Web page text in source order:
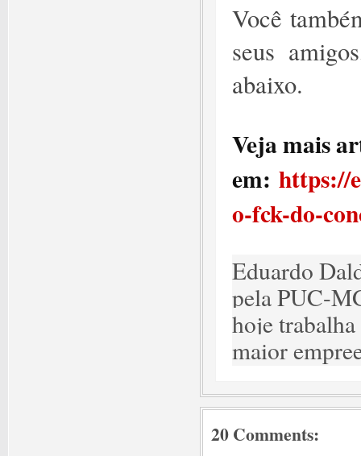
Você
seus
abaixo.
Veja mais
em: https://
o-fck-do-
Eduardo
pela PUC-
hoje trabalha
maior
20 Comments: